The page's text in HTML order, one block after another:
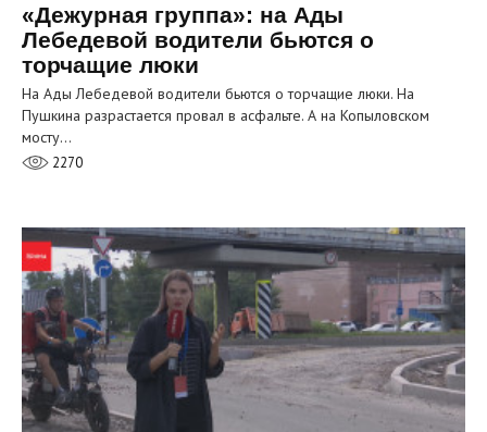
«Дежурная группа»: на Ады
Лебедевой водители бьются о
торчащие люки
На Ады Лебедевой водители бьются о торчащие люки. На
Пушкина разрастается провал в асфальте. А на Копыловском
мосту…
2270